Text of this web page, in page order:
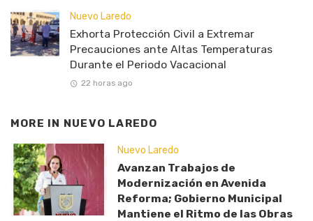
Nuevo Laredo
Exhorta Protección Civil a Extremar
Precauciones ante Altas Temperaturas
Durante el Periodo Vacacional
22 horas ago
MORE IN NUEVO LAREDO
Nuevo Laredo
Avanzan Trabajos de
Modernización en Avenida
Reforma; Gobierno Municipal
Mantiene el Ritmo de las Obras